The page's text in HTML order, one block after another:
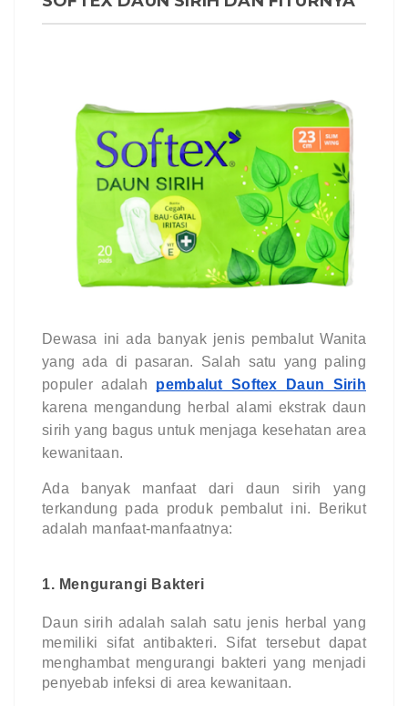
Dewasa ini ada banyak jenis pembalut Wanita
yang ada di pasaran. Salah satu yang paling
populer adalah pembalut Softex Daun Sirih
karena mengandung herbal alami ekstrak daun
sirih yang bagus untuk menjaga kesehatan area
kewanitaan.
Ada banyak manfaat dari daun sirih yang
terkandung pada produk pembalut ini. Berikut
adalah manfaat-manfaatnya:
1. Mengurangi Bakteri
Daun sirih adalah salah satu jenis herbal yang
memiliki sifat antibakteri. Sifat tersebut dapat
menghambat mengurangi bakteri yang menjadi
penyebab infeksi di area kewanitaan.